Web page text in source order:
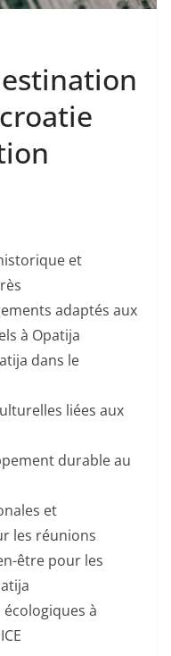
et
adaptés aux
à Opatija
dans le
liées aux
durable au
et
les réunions
être pour les
à